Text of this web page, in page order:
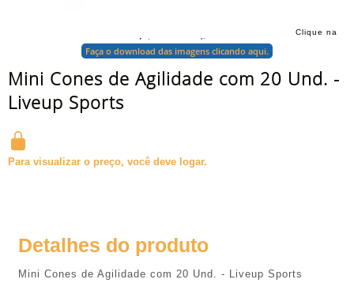
Clique na
foto para ampliar
Faça o download das imagens clicando aqui.
Mini Cones de Agilidade com 20 Und. -
Liveup Sports
Para visualizar o preço, você deve logar.
Detalhes do produto
Mini Cones de Agilidade com 20 Und. - Liveup Sports